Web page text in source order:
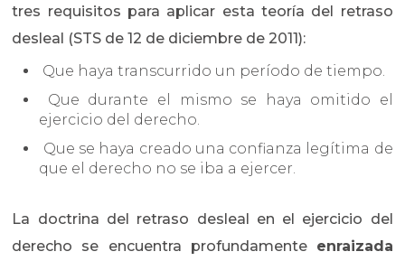
tres requisitos para aplicar esta teoría del retraso
desleal (STS de 12 de diciembre de 2011):
Que haya transcurrido un período de tiempo.
Que durante el mismo se haya omitido el
ejercicio del derecho.
Que se haya creado una confianza legítima de
que el derecho no se iba a ejercer.
La doctrina del retraso desleal en el ejercicio del
derecho se encuentra profundamente enraizada